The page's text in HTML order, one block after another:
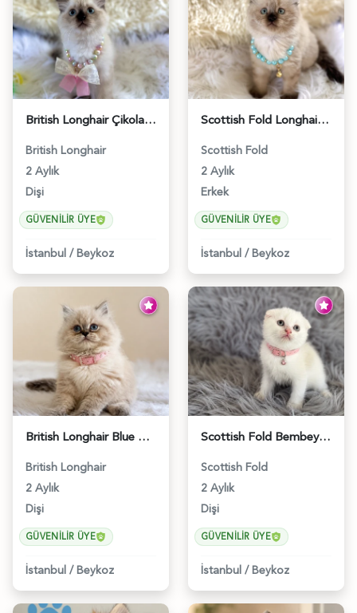
British Longhair Çikolata Nadir Renk Göz Kamaştırıcı - 6117
British Longhair
2 Aylık
Dişi
GÜVENILIR ÜYE
İstanbul / Beykoz
Scottish Fold Longhair Çikolata Erkek Yavrumuz - 6119
Scottish Fold
2 Aylık
Erkek
GÜVENILIR ÜYE
İstanbul / Beykoz
British Longhair Blue Point Afrodit Yuva Arıyor - 6118
British Longhair
2 Aylık
Dişi
GÜVENILIR ÜYE
İstanbul / Beykoz
Scottish Fold Bembeyaz Pembe Burun Yavrumuz - 6120
Scottish Fold
2 Aylık
Dişi
GÜVENILIR ÜYE
İstanbul / Beykoz